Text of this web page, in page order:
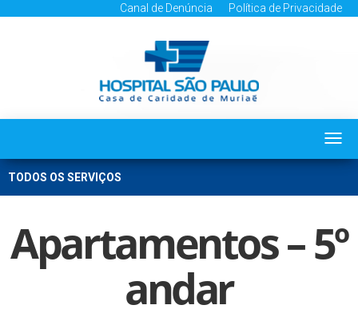
Canal de Denúncia Política de Privacidade
TODOS OS SERVIÇOS
Apartamentos – 5º
andar